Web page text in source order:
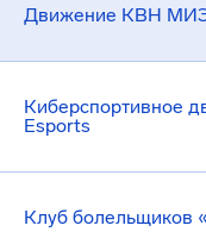
Движение КВН
Киберспортивное
Esports
Клуб болельщиков